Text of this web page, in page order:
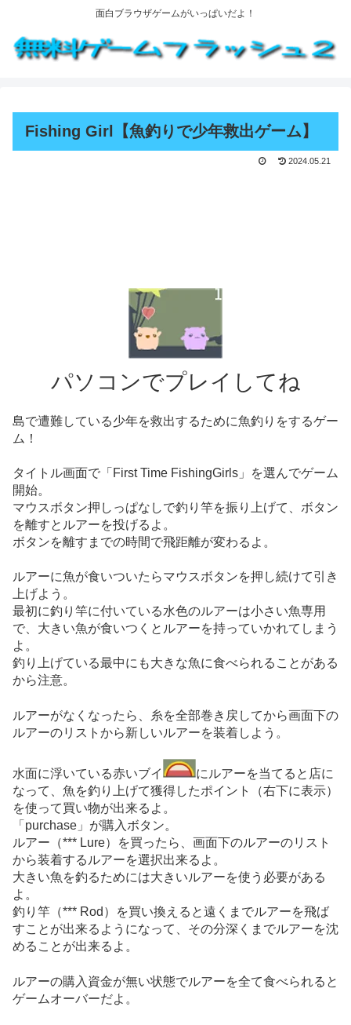
面白ブラウザゲームがいっぱいだよ！
Fishing Girl【魚釣りで少年救出ゲーム】
2024.05.21
パソコンでプレイしてね
島で遭難している少年を救出するために魚釣りをするゲー
ム！
タイトル画面で「First Time FishingGirls」を選んでゲーム
開始。
マウスボタン押しっぱなしで釣り竿を振り上げて、ボタン
を離すとルアーを投げるよ。
ボタンを離すまでの時間で飛距離が変わるよ。
ルアーに魚が食いついたらマウスボタンを押し続けて引き
上げよう。
最初に釣り竿に付いている水色のルアーは小さい魚専用
で、大きい魚が食いつくとルアーを持っていかれてしまう
よ。
釣り上げている最中にも大きな魚に食べられることがある
から注意。
ルアーがなくなったら、糸を全部巻き戻してから画面下の
ルアーのリストから新しいルアーを装着しよう。
水面に浮いている赤いブイ
にルアーを当てると店に
なって、魚を釣り上げて獲得したポイント（右下に表示）
を使って買い物が出来るよ。
「purchase」が購入ボタン。
ルアー（*** Lure）を買ったら、画面下のルアーのリスト
から装着するルアーを選択出来るよ。
大きい魚を釣るためには大きいルアーを使う必要がある
よ。
釣り竿（*** Rod）を買い換えると遠くまでルアーを飛ば
すことが出来るようになって、その分深くまでルアーを沈
めることが出来るよ。
ルアーの購入資金が無い状態でルアーを全て食べられると
ゲームオーバーだよ。